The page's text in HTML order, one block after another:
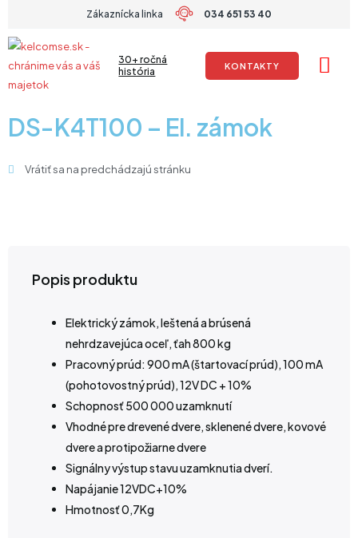
obsah
Zákaznícka linka 034 651 53 40
30+ ročná
história
KONTAKTY
DS-K4T100 – El. zámok
Vrátiť sa na predchádzajú stránku
Popis produktu
Elektrický zámok, leštená a brúsená
nehrdzavejúca oceľ, ťah 800 kg
Pracovný prúd: 900 mA (štartovací prúd), 100 mA
(pohotovostný prúd), 12V DC + 10%
Schopnosť 500 000 uzamknutí
Vhodné pre drevené dvere, sklenené dvere, kovové
dvere a protipožiarne dvere
Signálny výstup stavu uzamknutia dverí.
Napájanie 12VDC+10%
Hmotnosť 0,7Kg